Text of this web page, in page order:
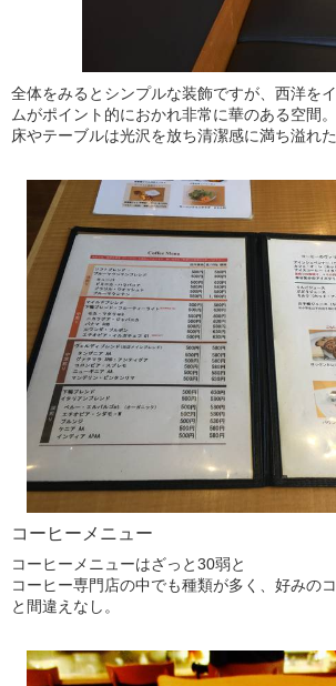
全体をみるとシンプルな装飾ですが、西洋を
ムがポイント的におかれ非常に華のある空間。
床やテーブルは光沢を放ち清潔感に満ち溢れた
コーヒーメニュー
コーヒーメニューはざっと30弱と
コーヒー専門店の中でも種類が多く、好みの
と間違えなし。